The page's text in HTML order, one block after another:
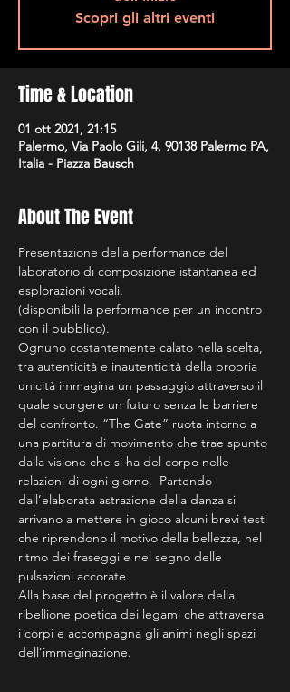
Scopri gli altri eventi
Time & Location
01 ott 2021, 21:15
Palermo, Via Paolo Gili, 4, 90138 Palermo PA,
Italia - Piazza Bausch
About The Event
Presentazione della performance del
laboratorio di composizione istantanea ed
esplorazioni vocali.
(disponibili la performance per un incontro
con il pubblico).
Ognuno costantemente calato nella scelta,
tra autenticità e inautenticità della propria
unicità immagina un passaggio attraverso il
quale scorgere un futuro senza le barriere
del confronto. “The Gate” ruota intorno a
una partitura di movimento che trae spunto
dalla visione che si ha del corpo nelle
relazioni di ogni giorno.  Partendo
dall’elaborata astrazione della danza si
arrivano a mettere in gioco alcuni brevi testi
che riprendono il motivo della bellezza, nel
ritmo dei fraseggi e nel segno delle
pulsazioni accorate.
Alla base del progetto è il valore della
ribellione poetica dei legami che attraversa
i corpi e accompagna gli animi negli spazi
dell’immaginazione.